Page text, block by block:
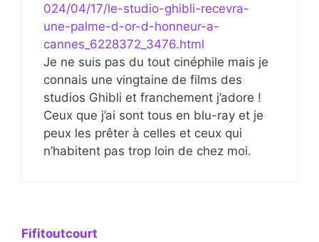
024/04/17/le-studio-ghibli-recevra-
une-palme-d-or-d-honneur-a-
cannes_6228372_3476.html
Je ne suis pas du tout cinéphile mais je
connais une vingtaine de films des
studios Ghibli et franchement j’adore !
Ceux que j’ai sont tous en blu-ray et je
peux les prêter à celles et ceux qui
n’habitent pas trop loin de chez moi.
Fifitoutcourt